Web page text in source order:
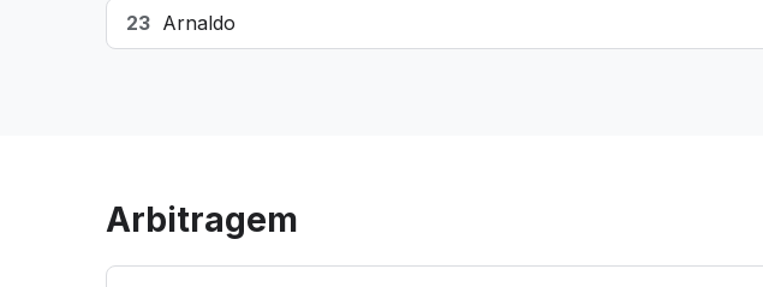
23 Arnaldo
Arbitragem